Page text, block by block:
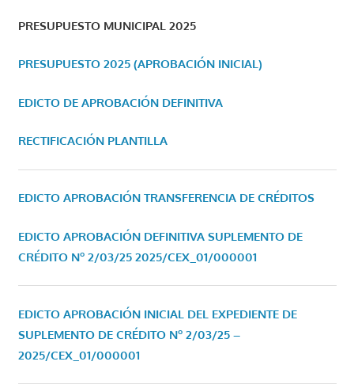
PRESUPUESTO MUNICIPAL 2025
PRESUPUESTO 2025 (APROBACIÓN INICIAL)
EDICTO DE APROBACIÓN DEFINITIVA
RECTIFICACIÓN PLANTILLA
EDICTO APROBACIÓN TRANSFERENCIA DE CRÉDITOS
EDICTO APROBACIÓN DEFINITIVA SUPLEMENTO DE
CRÉDITO Nº 2/03/25 2025/CEX_01/000001
EDICTO APROBACIÓN INICIAL DEL EXPEDIENTE DE
SUPLEMENTO DE CRÉDITO Nº 2/03/25 –
2025/CEX_01/000001